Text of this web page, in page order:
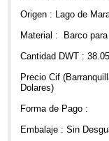
Origen : Lago de
Material : Barco para
Cantidad DWT :
Precio Cif
Dolares)
Forma de Pago :
Embalaje : Sin